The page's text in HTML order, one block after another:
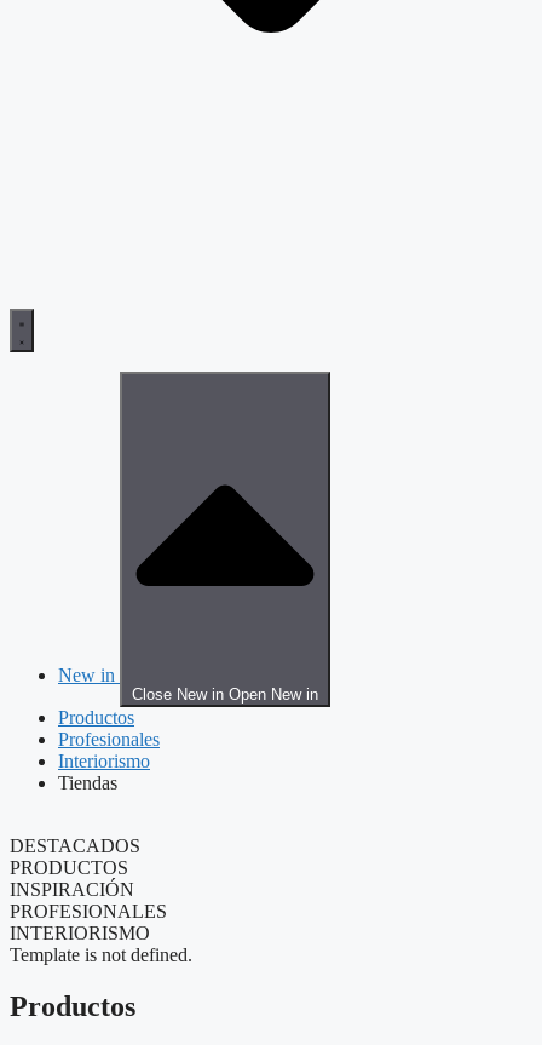
New in
Close New in Open New in
Productos
Profesionales
Interiorismo
Tiendas
DESTACADOS
PRODUCTOS
INSPIRACIÓN
PROFESIONALES
INTERIORISMO
Template is not defined.
Productos